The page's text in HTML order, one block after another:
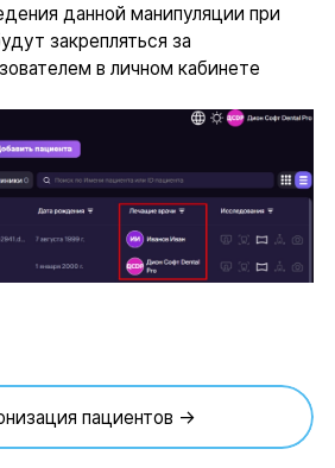
данной манипуляции при
закрепляться за
в личном кабинете
пациентов →